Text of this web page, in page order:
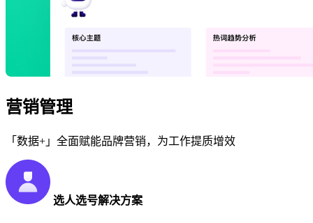
营销管理
「数据+」全面赋能品牌营销，为工作提质增效
选人选号解决方案